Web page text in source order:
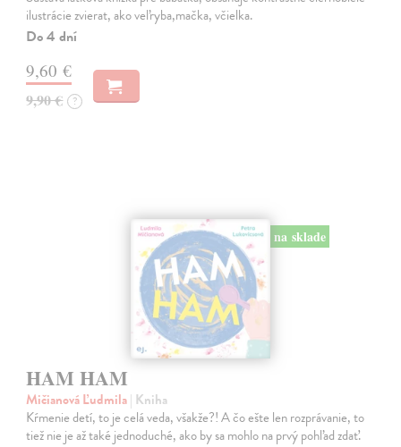
ilustrácie zvierat, ako veľryba,mačka, včielka.
Do 4 dní
9,60 €
9,90 € ?
na sklade
HAM HAM
Mičianová Ľudmila| Kniha
Kŕmenie detí, to je celá veda, všakže?! A čo ešte len rozprávanie, to
tiež nie je až také jednoduché, ako by sa mohlo na prvý pohľad zdať.